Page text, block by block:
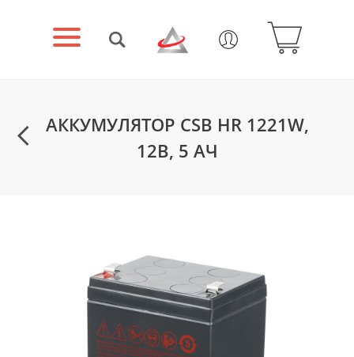
АККУМУЛЯТОР CSB HR 1221W,
12В, 5 АЧ